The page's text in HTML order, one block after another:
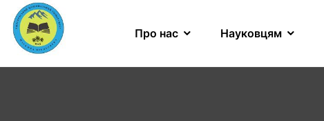
Про нас Науковцям